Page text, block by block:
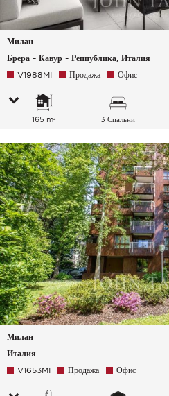
Милан
Брера - Кавур - Реппублика, Италия
V1988MI Продажа Офис
165 m² 3 Спальни
Милан
Италия
V1653MI Продажа Офис